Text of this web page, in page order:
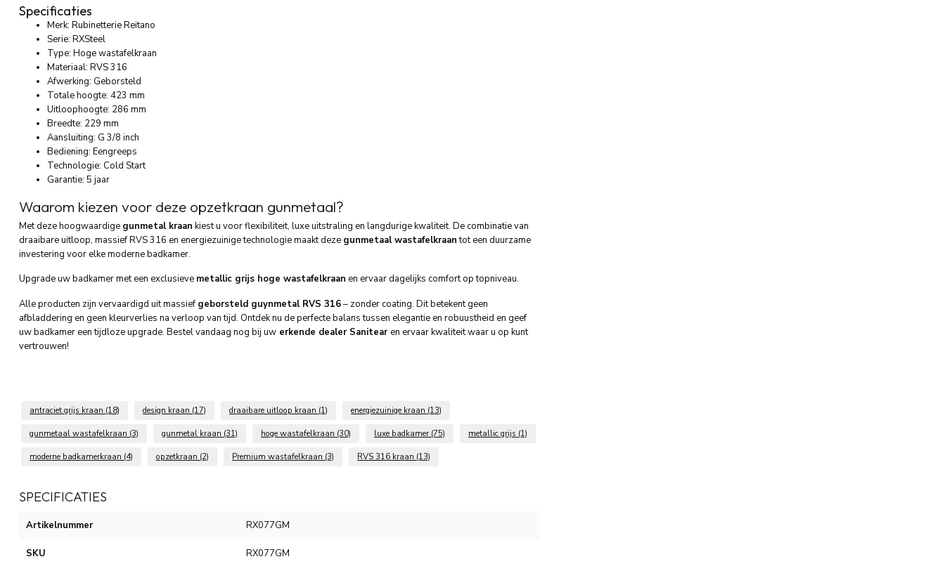
Specificaties
Merk: Rubinetterie Reitano
Serie: RXSteel
Type: Hoge wastafelkraan
Materiaal: RVS 316
Afwerking: Geborsteld
Totale hoogte: 423 mm
Uitloophoogte: 286 mm
Breedte: 229 mm
Aansluiting: G 3/8 inch
Bediening: Eengreeps
Technologie: Cold Start
Garantie: 5 jaar
Waarom kiezen voor deze opzetkraan gunmetaal?
Met deze hoogwaardige gunmetal kraan kiest u voor flexibiliteit, luxe uitstraling en langdurige kwaliteit. De combinatie van
draaibare uitloop, massief RVS 316 en energiezuinige technologie maakt deze gunmetaal wastafelkraantot een duurzame
investering voor elke moderne badkamer.
Upgrade uw badkamer met een exclusieve metallic grijs hoge wastafelkraan en ervaar dagelijks comfort op topniveau.
Alle producten zijn vervaardigd uit massief geborsteld guynmetal RVS 316– zonder coating. Dit betekent geen
afbladdering en geen kleurverlies na verloop van tijd. Ontdek nu de perfecte balans tussen elegantie en robuustheid en geef
uw badkamer een tijdloze upgrade. Bestel vandaag nog bij uw erkende dealer Sanitearen ervaar kwaliteit waar u op kunt
vertrouwen!
antraciet grijs kraan (18) design kraan (17) draaibare uitloop kraan (1) energiezuinige kraan (13)
gunmetaal wastafelkraan (3) gunmetal kraan (31) hoge wastafelkraan (30) luxe badkamer (75) metallic grijs (1)
moderne badkamerkraan (4) opzetkraan (2) Premium wastafelkraan (3) RVS 316 kraan (13)
SPECIFICATIES
Artikelnummer RX077GM
SKU RX077GM